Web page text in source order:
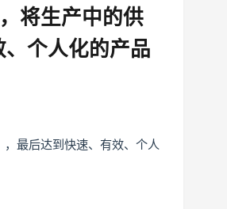
将生产中的供
个人化的产品
最后达到快速、有效、个人